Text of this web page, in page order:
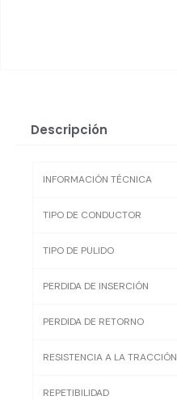
Descripción
INFORMACIÓN TÉCNICA
TIPO DE CONDUCTOR
TIPO DE PULIDO
PERDIDA DE INSERCIÓN
PERDIDA DE RETORNO
RESISTENCIA A LA TRACCIÓN
REPETIBILIDAD